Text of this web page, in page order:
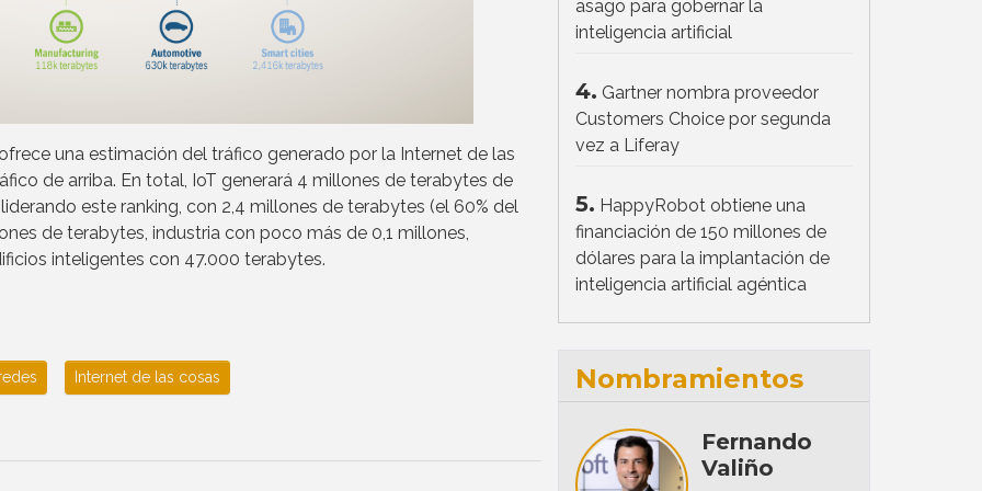
una estimación del tráfico generado por la Internet de las
de arriba. En total, IoT generará 4 millones de terabytes de
este ranking, con 2,4 millones de terabytes (el 60% del
de terabytes, industria con poco más de 0,1 millones,
inteligentes con 47.000 terabytes.
Internet de las cosas
asago para gobernar la
inteligencia artificial
4. Gartner nombra proveedor
Customers Choice por segunda
vez a Liferay
5. HappyRobot obtiene una
financiación de 150 millones de
dólares para la implantación de
inteligencia artificial agéntica
Nombramientos
Fernando
Valiño